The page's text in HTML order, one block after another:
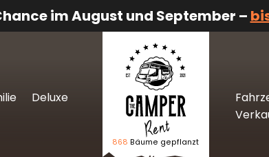
im August und September –
Logo The Camper Rent
868 Bäume gepflanzt
Deluxe